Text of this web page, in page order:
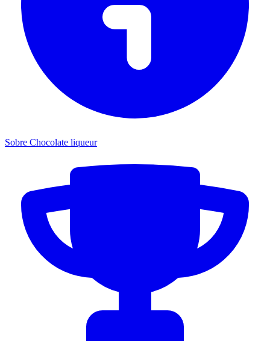
Sobre Chocolate liqueur